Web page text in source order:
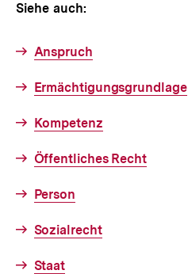
Siehe auch:
Anspruch
Ermächtigungsgrundlage
Kompetenz
Öffentliches Recht
Person
Sozialrecht
Staat